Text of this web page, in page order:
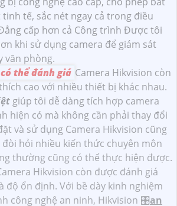
tế, sắc nét ngay cả trong điều
cấp hơn cả Công trình Được tôi
khi sử dụng camera để giám sát
văn phòng.
thể đánh giá Camera Hikvision còn
cao với nhiều thiết bị khác nhau.
giúp tôi dễ dàng tích hợp camera
hiện có mà không cần phải thay đổi
và sử dụng Camera Hikvision cũng
hỏi nhiều kiến thức chuyên môn
thường cũng có thể thực hiện được.
Hikvision còn được đánh giá
độ ổn định. Với bề dày kinh nghiệm
công nghệ an ninh, Hikvision 🎛an